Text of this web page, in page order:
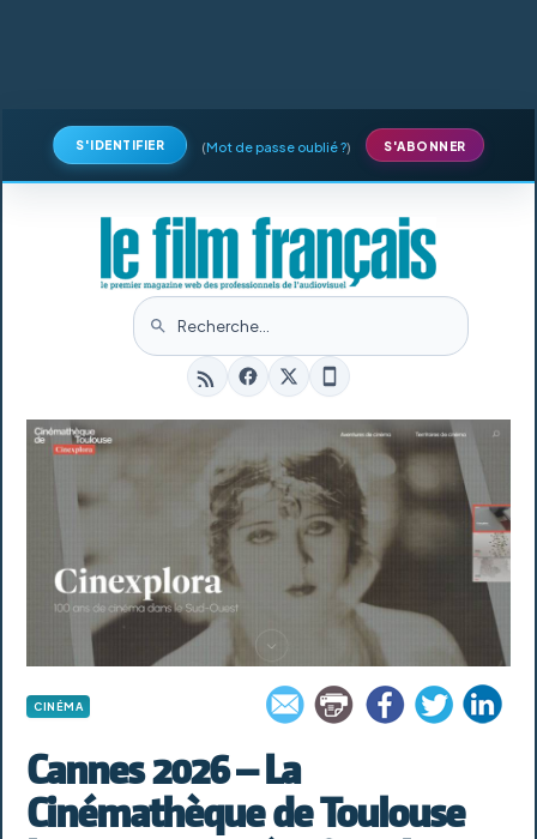
S'IDENTIFIER (Mot de passe oublié ?) S'ABONNER
CINÉMA
Cannes 2026 – La
Cinémathèque de Toulouse